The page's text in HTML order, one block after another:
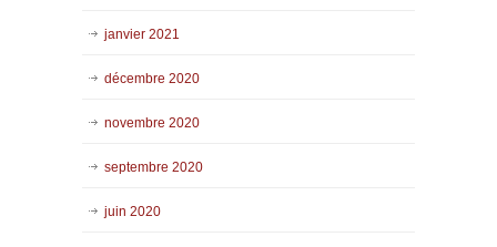
janvier 2021
décembre 2020
novembre 2020
septembre 2020
juin 2020